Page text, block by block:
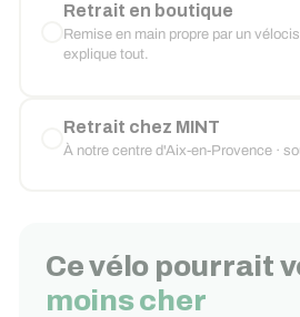
Retrait en boutique
Remise en main propre par un
explique tout.
Retrait chez MINT
À notre centre d'Aix-en-Provence ·
Ce vélo pourrait
moins cher